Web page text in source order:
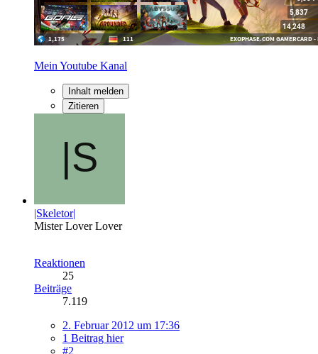
Mein Youtube Kanal
Inhalt melden
Zitieren
|Skeletor|
Mister Lover Lover
Reaktionen
25
Beiträge
7.119
2. Februar 2012 um 17:36
1 Beitrag hier
#2